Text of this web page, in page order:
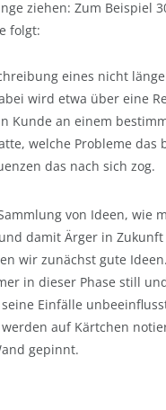
ziehen: Zum Beispiel
folgt:
eines nicht
wird etwa über eine
Kunde an einem
welche Probleme das
das nach sich zog.
von Ideen, wie
damit Ärger in Zukunft
wir zunächst gute
in dieser Phase still
Einfälle
werden auf Kärtchen
gepinnt.